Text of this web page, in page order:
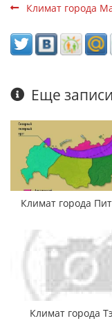
Климат города
Еще
Климат города
Климат города